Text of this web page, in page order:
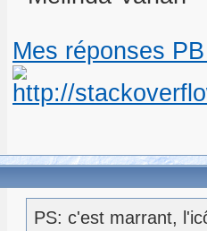
Mes réponses
PS: c'est marrant,